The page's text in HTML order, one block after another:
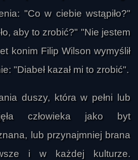
"Co w ciebie wstąpiło?"
aby to zrobić?" "Nie jestem
konim Filip Wilson wymyślił
"Diabeł kazał mi to zrobić".
duszy, która w pełni lub
człowieka jako byt
lub przynajmniej brana
i w każdej kulturze.